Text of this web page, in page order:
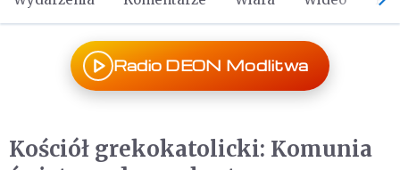
Radio DEON Modlitwa
Kościół grekokatolicki: Komunia